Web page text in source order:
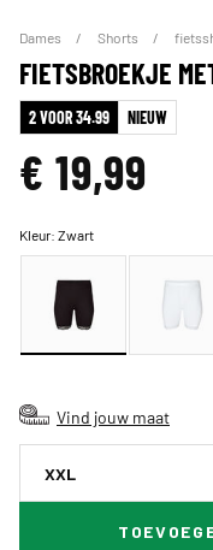
Dames Shorts
FIETSBROEKJE
2 VOOR 34.99 NIEUW
€ 19,99
Kleur:Zwart
Vind jouw maat
XXL